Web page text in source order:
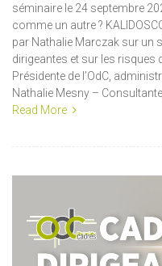
séminaire le 24 septembre
comme un autre ?
par Nathalie Marczak sur un
dirigeantes et sur les risques
Présidente de l’OdC,
Nathalie Mesny –
Read More